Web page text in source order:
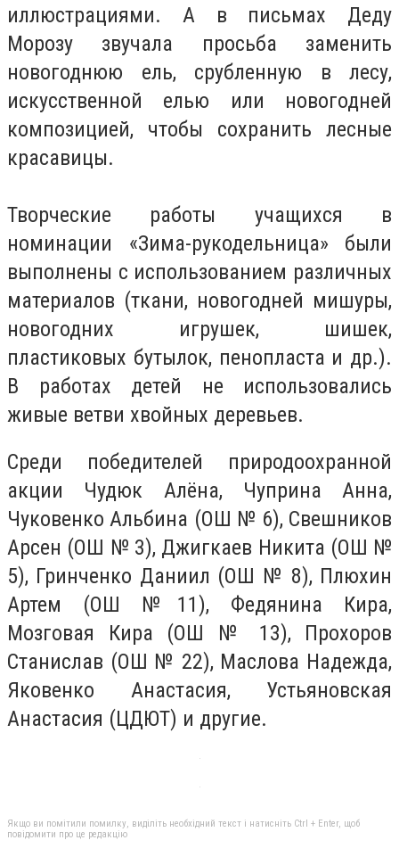
иллюстрациями. А в письмах Деду
Морозу звучала просьба заменить
новогоднюю ель, срубленную в лесу,
искусственной елью или новогодней
композицией, чтобы сохранить лесные
красавицы.
Творческие работы учащихся в
номинации «Зима-рукодельница» были
выполнены с использованием различных
материалов (ткани, новогодней мишуры,
новогодних игрушек, шишек,
пластиковых бутылок, пенопласта и др.).
В работах детей не использовались
живые ветви хвойных деревьев.
Среди победителей природоохранной
акции Чудюк Алёна, Чуприна Анна,
Чуковенко Альбина (ОШ № 6), Свешников
Арсен (ОШ № 3), Джигкаев Никита (ОШ №
5), Гринченко Даниил (ОШ № 8), Плюхин
Артем (ОШ №11), Федянина Кира,
Мозговая Кира (ОШ № 13), Прохоров
Станислав (ОШ № 22), Маслова Надежда,
Яковенко Анастасия, Устьяновская
Анастасия (ЦДЮТ) и другие.
Якщо ви помітили помилку, виділіть необхідний текст і натисніть Ctrl + Enter, щоб
повідомити про це редакцію